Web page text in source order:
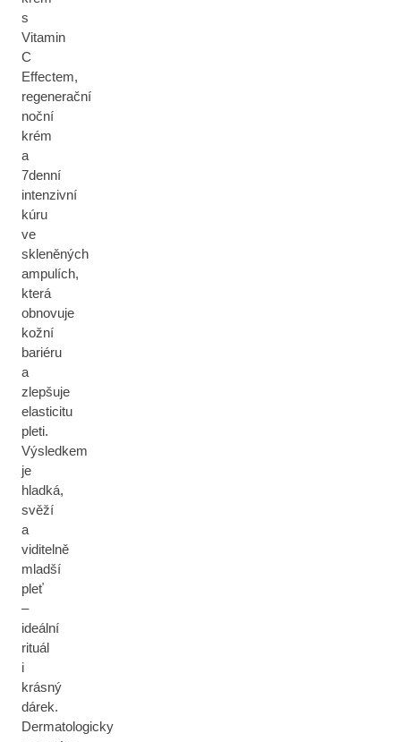
s
Vitamin
C
Effectem,
regenerační
noční
krém
a
7denní
intenzivní
kúru
ve
skleněných
ampulích,
která
obnovuje
kožní
bariéru
a
zlepšuje
elasticitu
pleti.
Výsledkem
je
hladká,
svěží
a
viditelně
mladší
pleť
–
ideální
rituál
i
krásný
dárek.
Dermatologicky